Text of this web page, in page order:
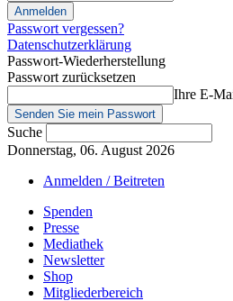
Passwort vergessen?
Datenschutzerklärung
Passwort-Wiederherstellung
Passwort zurücksetzen
Ihre E-
Suche
Donnerstag, 06. August 2026
Anmelden / Beitreten
Spenden
Presse
Mediathek
Newsletter
Shop
Mitgliederbereich